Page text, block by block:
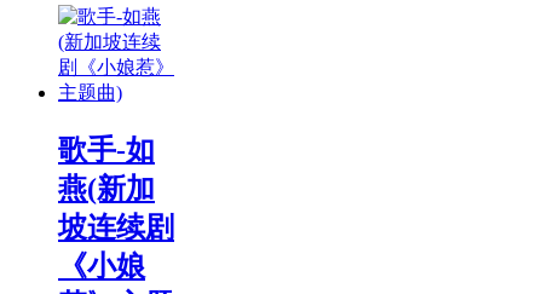
歌手-如
燕(新加
坡连续剧
《小娘